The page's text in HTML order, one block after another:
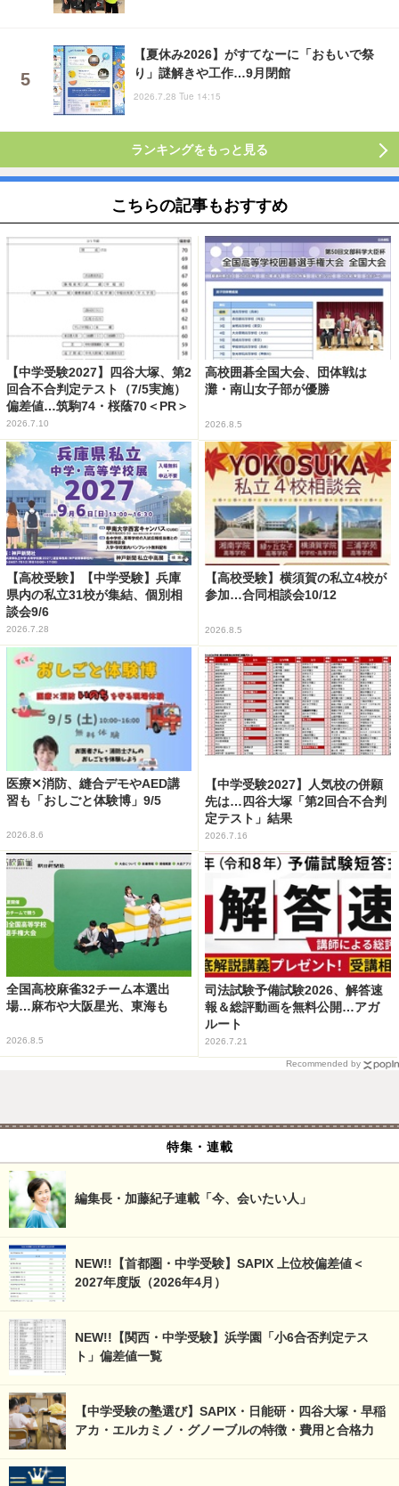
【夏休み2026】がすてなーに「おもいで祭
り」謎解きや工作…9月閉館
2026.7.28 Tue 14:15
ランキングをもっと見る
こちらの記事もおすすめ
【中学受験2027】四谷大塚、第2
回合不合判定テスト（7/5実施）
偏差値…筑駒74・桜蔭70＜PR＞
2026.7.10
高校囲碁全国大会、団体戦は
灘・南山女子部が優勝
2026.8.5
【高校受験】【中学受験】兵庫
県内の私立31校が集結、個別相
談会9/6
2026.7.28
【高校受験】横須賀の私立4校が
参加…合同相談会10/12
2026.8.5
医療✕消防、縫合デモやAED講
習も「おしごと体験博」9/5
2026.8.6
【中学受験2027】人気校の併願
先は…四谷大塚「第2回合不合判
定テスト」結果
2026.7.16
全国高校麻雀32チーム本選出
場…麻布や大阪星光、東海も
2026.8.5
司法試験予備試験2026、解答速
報＆総評動画を無料公開…アガ
ルート
2026.7.21
Recommended by
特集・連載
編集長・加藤紀子連載「今、会いたい人」
NEW!!【首都圏・中学受験】SAPIX 上位校偏差値＜
2027年度版（2026年4月）
NEW!!【関西・中学受験】浜学園「小6合否判定テス
ト」偏差値一覧
【中学受験の塾選び】SAPIX・日能研・四谷大塚・早稲
アカ・エルカミノ・グノーブルの特徴・費用と合格力